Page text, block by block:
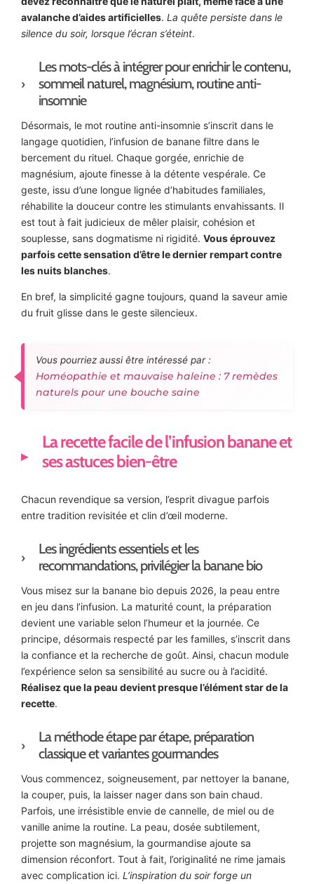
avalanche d’aides artificielles. La quête persiste dans le
silence du soir, lorsque l’écran s’éteint.
Les mots-clés à intégrer pour enrichir le contenu,
sommeil naturel, magnésium, routine anti-
insomnie
Désormais, le mot routine anti-insomnie s’inscrit dans le
langage quotidien, l’infusion de banane filtre dans le
bercement du rituel. Chaque gorgée, enrichie de
magnésium, ajoute finesse à la détente vespérale. Ce
geste, issu d’une longue lignée d’habitudes familiales,
réhabilite la douceur contre les stimulants envahissants. Il
est tout à fait judicieux de mêler plaisir, cohésion et
souplesse, sans dogmatisme ni rigidité. Vous éprouvez
parfois cette sensation d’être le dernier rempart contre
les nuits blanches.
En bref, la simplicité gagne toujours, quand la saveur amie
du fruit glisse dans le geste silencieux.
Vous pourriez aussi être intéressé par :
Homéopathie et mauvaise haleine : 7 remèdes
naturels pour une bouche saine
La recette facile de l’infusion banane et
ses astuces bien-être
Chacun revendique sa version, l’esprit divague parfois
entre tradition revisitée et clin d’œil moderne.
Les ingrédients essentiels et les
recommandations, privilégier la banane bio
Vous misez sur la banane bio depuis 2026, la peau entre
en jeu dans l’infusion. La maturité count, la préparation
devient une variable selon l’humeur et la journée. Ce
principe, désormais respecté par les familles, s’inscrit dans
la confiance et la recherche de goût. Ainsi, chacun module
l’expérience selon sa sensibilité au sucre ou à l’acidité.
Réalisez que la peau devient presque l’élément star de la
recette.
La méthode étape par étape, préparation
classique et variantes gourmandes
Vous commencez, soigneusement, par nettoyer la banane,
la couper, puis, la laisser nager dans son bain chaud.
Parfois, une irrésistible envie de cannelle, de miel ou de
vanille anime la routine. La peau, dosée subtilement,
projette son magnésium, la gourmandise ajoute sa
dimension réconfort. Tout à fait, l’originalité ne rime jamais
avec complication ici. L’inspiration du soir forge un